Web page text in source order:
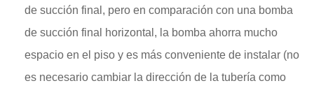
de succión final, pero en comparación con una bomba
de succión final horizontal, la bomba ahorra mucho
espacio en el piso y es más conveniente de instalar (no
es necesario cambiar la dirección de la tubería como